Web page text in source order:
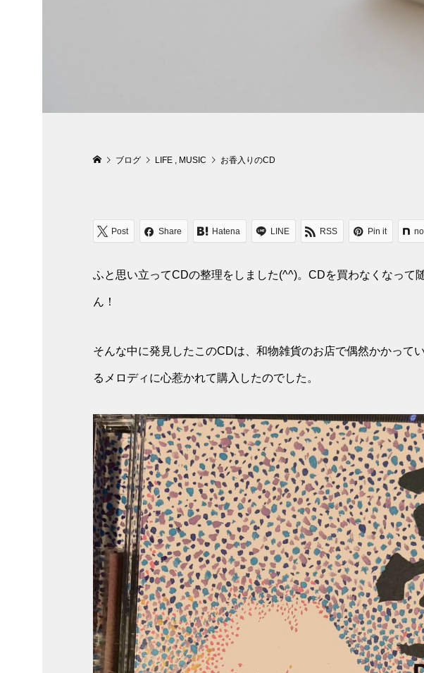
ブログ LIFE , MUSIC お香入りのCD
Post Share Hatena LINE RSS Pin it
ふと思い立ってCDの整理をしました(^^)。CDを買わなくなって
ん！
そんな中に発見したこのCDは、和物雑貨のお店で偶然かかって
るメロディに心惹かれて購入したのでした。